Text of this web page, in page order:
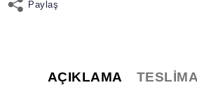
Paylaş
AÇIKLAMA